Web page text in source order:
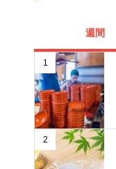
週間
1
2